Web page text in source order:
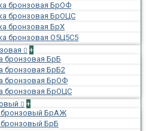
бронзовая БрОФ
бронзовая БрОЦС
бронзовая БрХ
бронзовая О5Ц5С5
+
бронзовая БрБ
бронзовая БрБ2
бронзовая БрОФ
бронзовая БрОЦС
+
бронзовый БрАЖ
БрБ